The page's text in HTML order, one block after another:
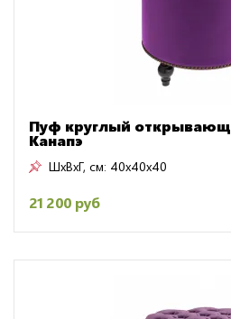
Пуф круглый
Канапэ
ШxВxГ, см: 40x40x40
21 200 руб